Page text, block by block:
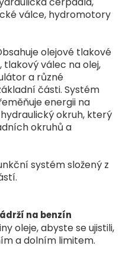
válce, hydromotory
olejové tlakové
válec na olej,
a různé
části. Systém
energii na
okruh, který
okruhů a
systém složený z
na benzín
oleje, abyste se ujistili,
a dolním limitem.